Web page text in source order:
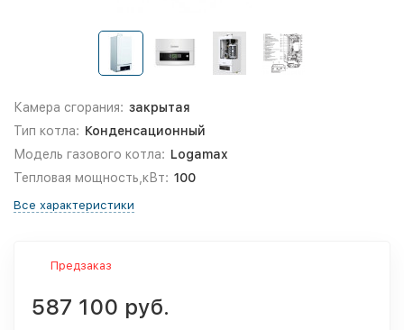
Камера сгорания: закрытая
Тип котла: Конденсационный
Модель газового котла: Logamax
Тепловая мощность,кВт: 100
Все характеристики
Предзаказ
587 100 руб.